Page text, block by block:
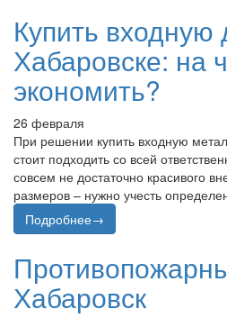
Купить входную
Хабаровске: на
экономить?
26 февраля
При решении купить входную
стоит подходить со всей
совсем не достаточно красивого
размеров – нужно учесть
Подробнее→
Хабаровск